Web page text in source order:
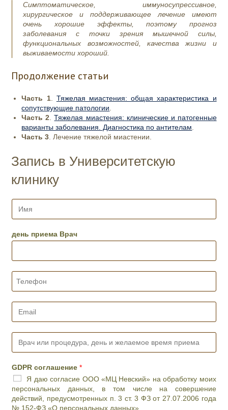
Симптоматическое, иммуносупрессивное,
хирургическое и поддерживающее лечение имеют
очень хорошие эффекты, поэтому прогноз
заболевания с точки зрения мышечной силы,
функциональных возможностей, качества жизни и
выживаемости хороший.
Продолжение статьи
Часть 1. Тяжелая миастения: общая характеристика и
сопутствующие патологии
Часть 2 .Тяжелая миастения: клинические и патогенные
варианты заболевания. Диагностика по антителам
Часть 3 . Лечение тяжелой миастении.
Запись в Университетскую
клинику
И
*
день приема Врач
Т
е
о
н
E
i
*
В
ч
и
п
GDPR соглашение*
Я даю согласие ООО «МЦ Невский» на обработку моих
персональных данных, в том числе на совершение
действий, предусмотренных п. 3 ст. 3 ФЗ от 27.07.2006 года
№ 152-ФЗ «О персональных данных»